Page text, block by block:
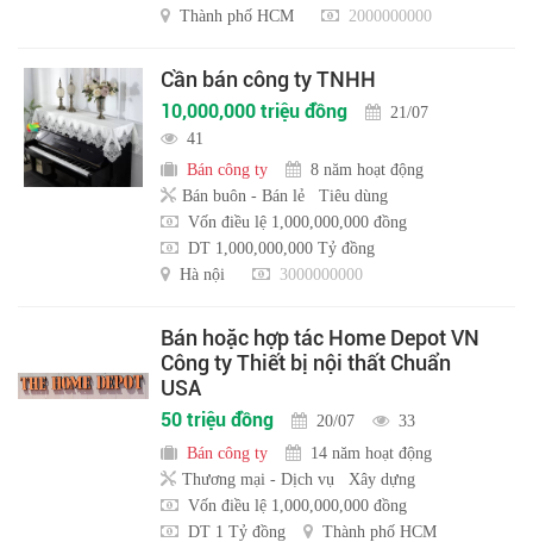
Thành phố HCM
2000000000
Cần bán công ty TNHH
10,000,000 triệu đồng
21/07
41
Bán công ty
8 năm hoạt động
Bán buôn - Bán lẻ
Tiêu dùng
Vốn điều lệ 1,000,000,000 đồng
DT 1,000,000,000 Tỷ đồng
Hà nội
3000000000
Bán hoặc hợp tác Home Depot VN
Công ty Thiết bị nội thất Chuẩn
USA
50 triệu đồng 20/07
33
Bán công ty
14 năm hoạt động
Thương mại - Dịch vụ
Xây dựng
Vốn điều lệ 1,000,000,000 đồng
DT 1 Tỷ đồng
Thành phố HCM